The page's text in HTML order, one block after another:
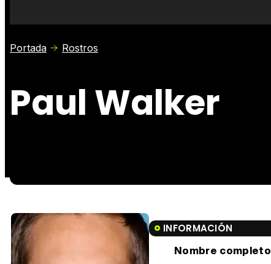
Portada Rostros
Paul Walker
INFORMACIÓN
Nombre completo